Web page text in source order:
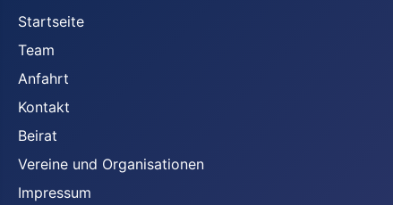
Startseite
Team
Anfahrt
Kontakt
Beirat
Vereine und Organisationen
Impressum